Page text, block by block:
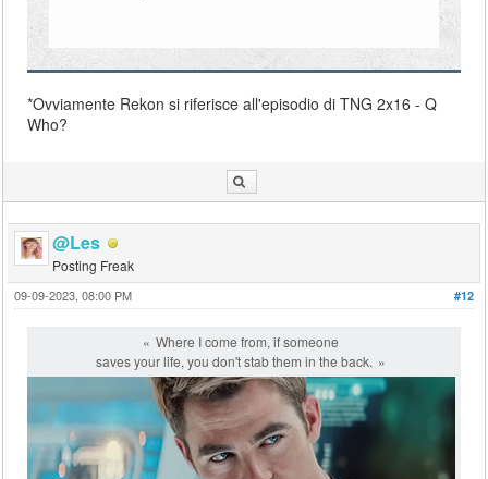
*Ovviamente Rekon si riferisce all'episodio di TNG 2x16 - Q
Who?
@Les
Posting Freak
#12
09-09-2023, 08:00 PM
Where I come from, if someone
saves your life, you don't stab them in the back.